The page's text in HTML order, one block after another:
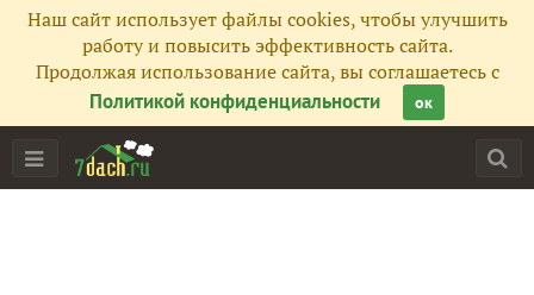
Наш сайт использует файлы cookies, чтобы улучшить
работу и повысить эффективность сайта.
Продолжая использование сайта, вы соглашаетесь с
Политикой конфиденциальности
ок